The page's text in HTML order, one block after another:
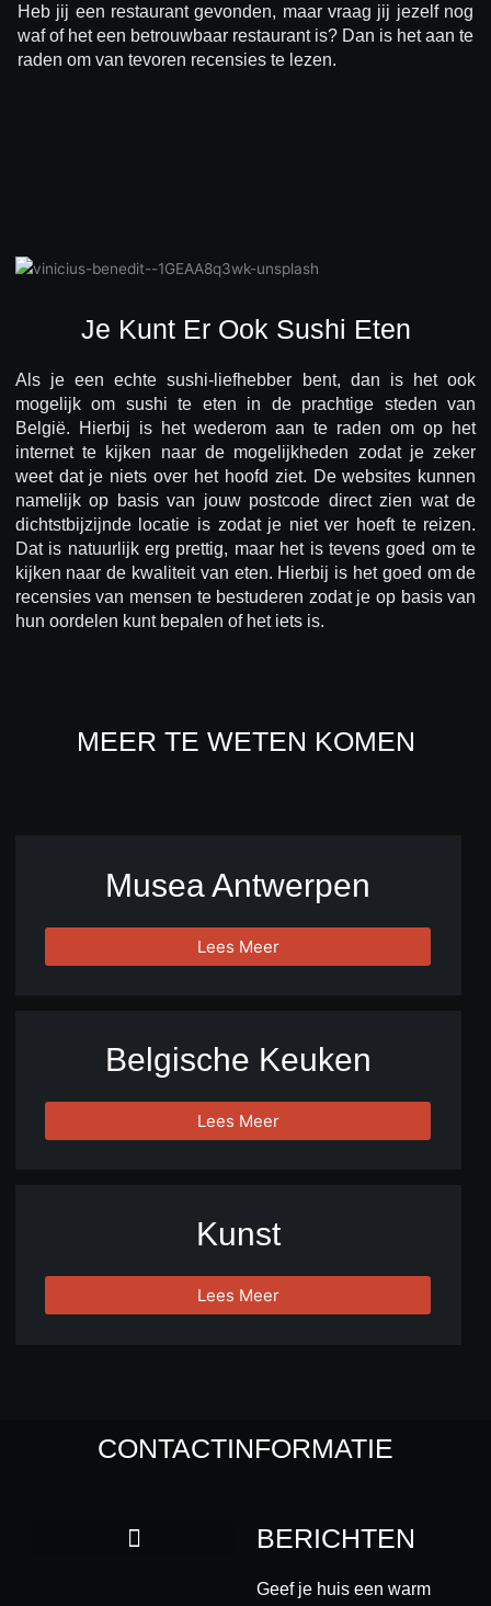
Heb jij een restaurant gevonden, maar vraag jij jezelf nog
waf of het een betrouwbaar restaurant is? Dan is het aan te
raden om van tevoren recensies te lezen.
Je Kunt Er Ook Sushi Eten
Als je een echte sushi-liefhebber bent, dan is het ook
mogelijk om sushi te eten in de prachtige steden van
België. Hierbij is het wederom aan te raden om op het
internet te kijken naar de mogelijkheden zodat je zeker
weet dat je niets over het hoofd ziet. De websites kunnen
namelijk op basis van jouw postcode direct zien wat de
dichtstbijzijnde locatie is zodat je niet ver hoeft te reizen.
Dat is natuurlijk erg prettig, maar het is tevens goed om te
kijken naar de kwaliteit van eten. Hierbij is het goed om de
recensies van mensen te bestuderen zodat je op basis van
hun oordelen kunt bepalen of het iets is.
MEER TE WETEN KOMEN
Musea Antwerpen
Lees Meer
Belgische Keuken
Lees Meer
Kunst
Lees Meer
CONTACTINFORMATIE
BERICHTEN
Geef je huis een warm